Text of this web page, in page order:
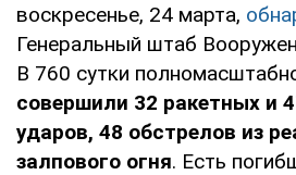
воскресенье, 24 марта,
Генеральный штаб
В 760 сутки
совершили 32 ракетных и
ударов, 48 обстрелов из
залпового огня. Есть